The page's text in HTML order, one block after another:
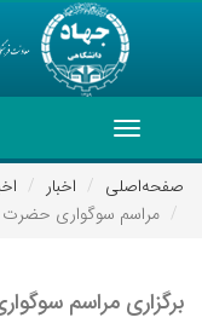
Toggle
navigation
صفحه‌اصلی
اخبار
مراسم سوگواری حضرت
برگزاری مراسم